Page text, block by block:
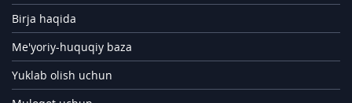
Birja haqida
Me'yoriy-huquqiy baza
Yuklab olish uchun